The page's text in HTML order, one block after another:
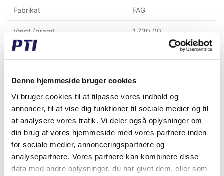
Denne hjemmeside bruger cookies
Vi bruger cookies til at tilpasse vores indhold og
annoncer, til at vise dig funktioner til sociale medier og til
at analysere vores trafik. Vi deler også oplysninger om
din brug af vores hjemmeside med vores partnere inden
for sociale medier, annonceringspartnere og
analysepartnere. Vores partnere kan kombinere disse
data med andre oplysninger, du har givet dem, eller som
Fabrikat FAG
Vægt (gram) 1.730,00
Vægt (kg)
GTIN / EAN 4012801271080
Indvendig diameter (mm)
Udvendig diameter (mm) 125
Bredde (mm) 39,70